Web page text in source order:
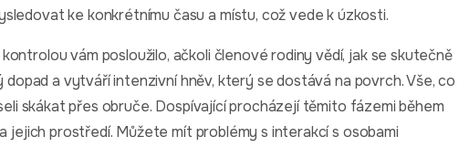
ke konkrétnímu času a místu, což vede k úzkosti.
vám posloužilo, ačkoli členové rodiny vědí, jak se skutečně
a vytváří intenzivní hněv, který se dostává na povrch. Vše, co
skákat přes obruče. Dospívající procházejí těmito fázemi během
jejich prostředí. Můžete mít problémy s interakcí s osobami